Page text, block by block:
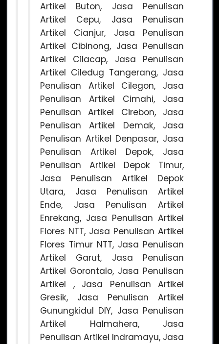
Artikel Buton, Jasa Penulisan
Artikel Cepu, Jasa Penulisan
Artikel Cianjur, Jasa Penulisan
Artikel Cibinong, Jasa Penulisan
Artikel Cilacap, Jasa Penulisan
Artikel Ciledug Tangerang, Jasa
Penulisan Artikel Cilegon, Jasa
Penulisan Artikel Cimahi, Jasa
Penulisan Artikel Cirebon, Jasa
Penulisan Artikel Demak, Jasa
Penulisan Artikel Denpasar, Jasa
Penulisan Artikel Depok, Jasa
Penulisan Artikel Depok Timur,
Jasa Penulisan Artikel Depok
Utara, Jasa Penulisan Artikel
Ende, Jasa Penulisan Artikel
Enrekang, Jasa Penulisan Artikel
Flores NTT, Jasa Penulisan Artikel
Flores Timur NTT, Jasa Penulisan
Artikel Garut, Jasa Penulisan
Artikel Gorontalo, Jasa Penulisan
Artikel , Jasa Penulisan Artikel
Gresik, Jasa Penulisan Artikel
Gunungkidul DIY, Jasa Penulisan
Artikel Halmahera, Jasa
Penulisan Artikel Indramayu, Jasa